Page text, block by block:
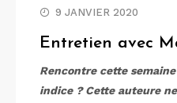
9 JANVIER 2020
Entretien avec
Rencontre cette
indice ? Cette auteure